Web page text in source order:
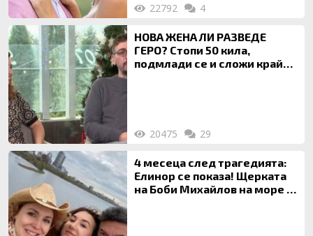
22792 4
НОВА ЖЕНА ЛИ РАЗВЕДЕ
ГЕРО? Стопи 50 кила,
подмлади се и сложи край
20475 29
4 месеца след трагедията:
Елинор се показа! Щерката
на Боби Михайлов на море с